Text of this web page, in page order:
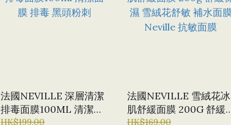
法國NEVILLE 深層清潔
排毒面膜100ML 清潔面
膜 排毒 黑頭粉刺
HK$199.00
法國NEVILLE 雪絨花冰
肌舒緩面膜 200G 舒緩
保濕 雪絨花舒敏 補水面
HK$169.00